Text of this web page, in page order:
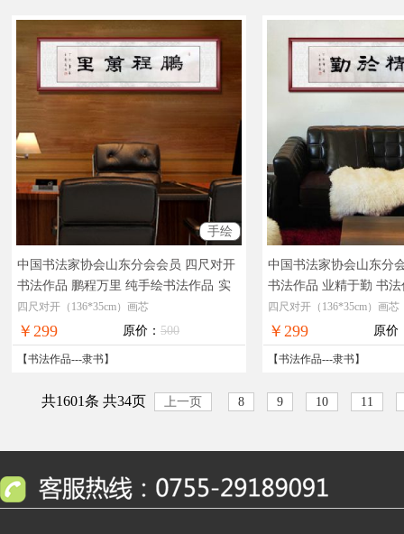
手绘
中国书法家协会山东分会会员 四尺对开
书法作品 鹏程万里 纯手绘书法作品 实
物拍摄，现货图片，在线支付，全国免
邮
四尺对开（136*35cm）画芯
￥299 原价： 500
【书法作品---隶书】
中国书法家协会山东分
书法作品 业精于勤 书
工 实物拍摄，现货图片
国免邮
四尺对开（136*35cm）画芯
￥299 原价
【书法作品---隶书】
共1601条 共34页 上一页 8 9 10 11